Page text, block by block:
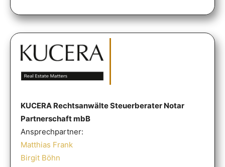
KUCERA Rechtsanwälte Steuerberater Notar
Partnerschaft mbB
Ansprechpartner:
Matthias Frank
Birgit Böhn